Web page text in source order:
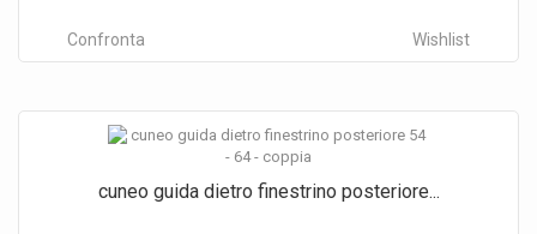
Wishlist
Confronta
cuneo guida dietro finestrino posteriore...